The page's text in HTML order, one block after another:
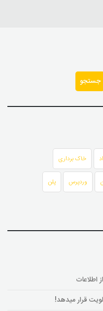
جستجو
خاک برداری
وردپرس پلن
اطلاعات